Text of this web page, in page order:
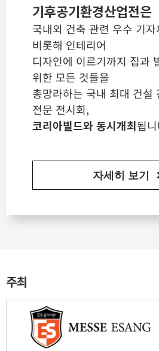
기후공기환경산업전은
국내외 건축 관련 우수 기
비롯해 인테리어
디자인에 이르기까지 집과
위한 모든 것들을
총망라하는 국내 최대 건설
전문 전시회,
코리아빌드와 동시개최됩
자세히 보기
주최